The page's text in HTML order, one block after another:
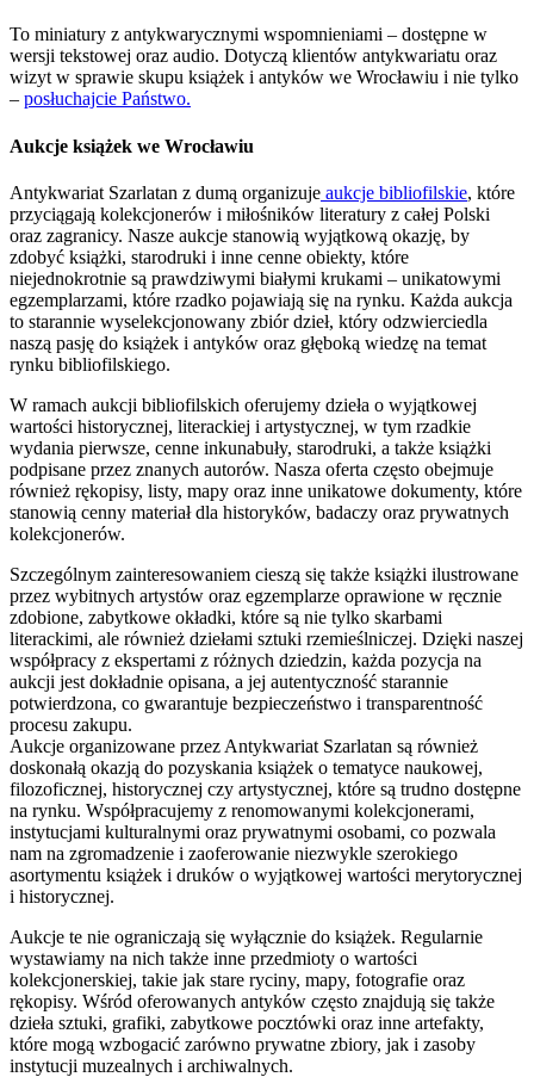
To miniatury z antykwarycznymi wspomnieniami – dostępne w
wersji tekstowej oraz audio. Dotyczą klientów antykwariatu oraz
wizyt w sprawie skupu książek i antyków we Wrocławiu i nie tylko
– posłuchajcie Państwo.
Aukcje książek we Wrocławiu
Antykwariat Szarlatan z dumą organizuje aukcje bibliofilskie, które
przyciągają kolekcjonerów i miłośników literatury z całej Polski
oraz zagranicy. Nasze aukcje stanowią wyjątkową okazję, by
zdobyć książki, starodruki i inne cenne obiekty, które
niejednokrotnie są prawdziwymi białymi krukami – unikatowymi
egzemplarzami, które rzadko pojawiają się na rynku. Każda aukcja
to starannie wyselekcjonowany zbiór dzieł, który odzwierciedla
naszą pasję do książek i antyków oraz głęboką wiedzę na temat
rynku bibliofilskiego.
W ramach aukcji bibliofilskich oferujemy dzieła o wyjątkowej
wartości historycznej, literackiej i artystycznej, w tym rzadkie
wydania pierwsze, cenne inkunabuły, starodruki, a także książki
podpisane przez znanych autorów. Nasza oferta często obejmuje
również rękopisy, listy, mapy oraz inne unikatowe dokumenty, które
stanowią cenny materiał dla historyków, badaczy oraz prywatnych
kolekcjonerów.
Szczególnym zainteresowaniem cieszą się także książki ilustrowane
przez wybitnych artystów oraz egzemplarze oprawione w ręcznie
zdobione, zabytkowe okładki, które są nie tylko skarbami
literackimi, ale również dziełami sztuki rzemieślniczej. Dzięki naszej
współpracy z ekspertami z różnych dziedzin, każda pozycja na
aukcji jest dokładnie opisana, a jej autentyczność starannie
potwierdzona, co gwarantuje bezpieczeństwo i transparentność
procesu zakupu.
Aukcje organizowane przez Antykwariat Szarlatan są również
doskonałą okazją do pozyskania książek o tematyce naukowej,
filozoficznej, historycznej czy artystycznej, które są trudno dostępne
na rynku. Współpracujemy z renomowanymi kolekcjonerami,
instytucjami kulturalnymi oraz prywatnymi osobami, co pozwala
nam na zgromadzenie i zaoferowanie niezwykle szerokiego
asortymentu książek i druków o wyjątkowej wartości merytorycznej
i historycznej.
Aukcje te nie ograniczają się wyłącznie do książek. Regularnie
wystawiamy na nich także inne przedmioty o wartości
kolekcjonerskiej, takie jak stare ryciny, mapy, fotografie oraz
rękopisy. Wśród oferowanych antyków często znajdują się także
dzieła sztuki, grafiki, zabytkowe pocztówki oraz inne artefakty,
które mogą wzbogacić zarówno prywatne zbiory, jak i zasoby
instytucji muzealnych i archiwalnych.